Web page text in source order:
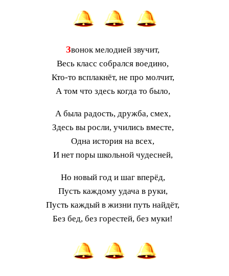
Звонок мелодией звучит,
Весь класс собрался воедино,
Кто-то всплакнёт, не про молчит,
А том что здесь когда то было,
А была радость, дружба, смех,
Здесь вы росли, учились вместе,
Одна история на всех,
И нет поры школьной чудесней,
Но новый год и шаг вперёд,
Пусть каждому удача в руки,
Пусть каждый в жизни путь найдёт,
Без бед, без горестей, без муки!